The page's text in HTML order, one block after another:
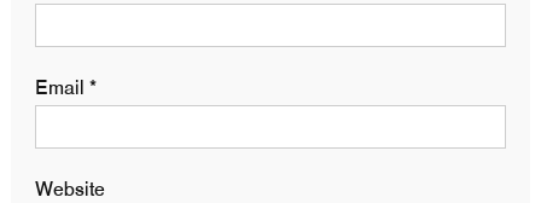
Email *
Website